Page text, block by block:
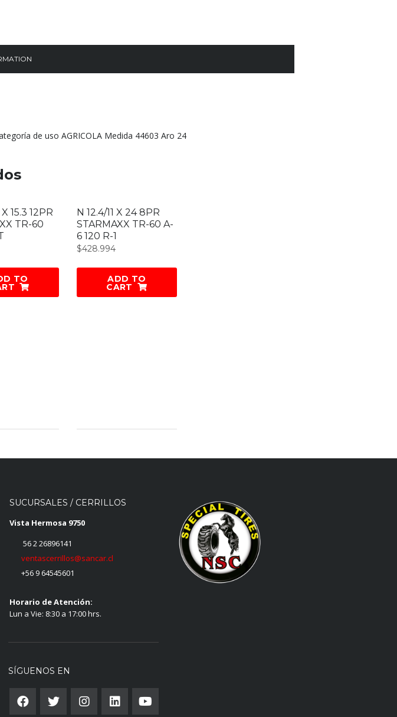
de uso AGRICOLA Medida 44603 Aro 24
15.3 12PR
TR-60
TO
N 12.4/11 X 24 8PR
STARMAXX TR-60 A-
6 120 R-1
$428.994
ADD TO
CART
SUCURSALES / CERRILLOS
Vista Hermosa 9750
56 2 26896141
ventascerrillos@sancar.cl
+56 9 64545601
Horario de Atención:
Lun a Vie: 8:30 a 17:00 hrs.
SÍGUENOS EN